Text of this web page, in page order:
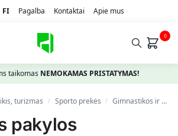
FI Pagalba Kontaktai Apie mus
0
taikomas NEMOKAMAS PRISTATYMAS!
turizmas / Spоrto prekės / Gimnastikos ir fitneso prekės
pakylos